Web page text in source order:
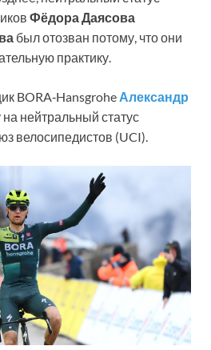
Фёдора Даясова
был отозван потому, что они
практику.
BORA‑Hansgrohe Александр
на нейтральный статус
велосипедистов (UCI).